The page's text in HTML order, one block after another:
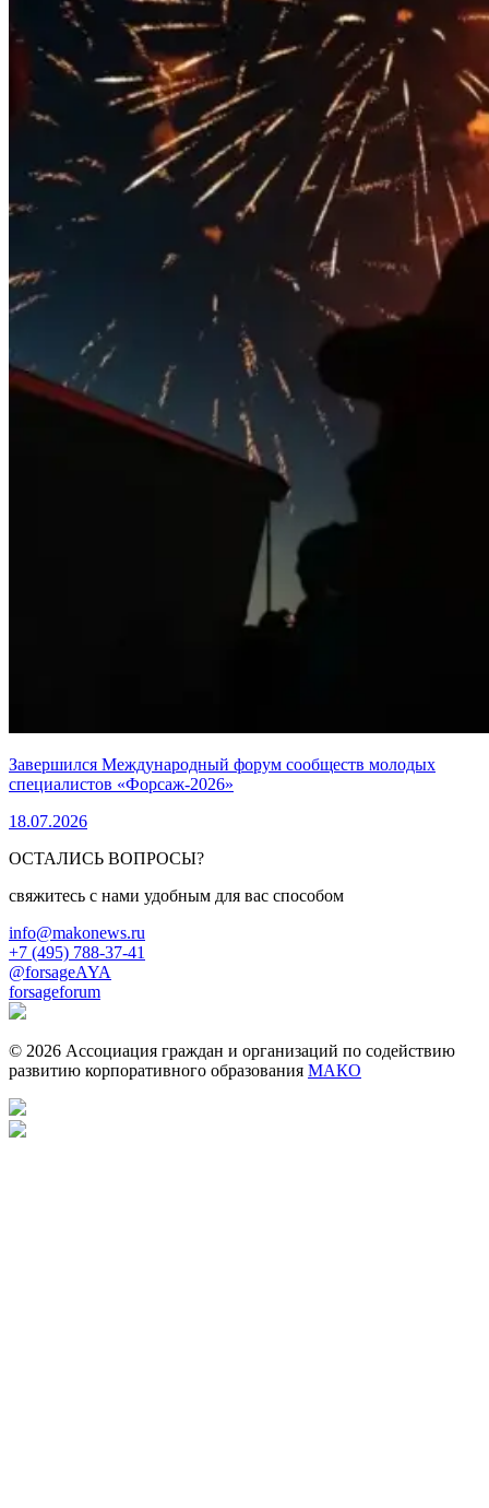
Завершился Международный форум сообществ молодых
специалистов «Форсаж-2026»
18.07.2026
ОСТАЛИСЬ ВОПРОСЫ?
свяжитесь с нами удобным для вас способом
info@makonews.ru
+7 (495) 788-37-41
@forsageAYA
forsageforum
© 2026 Ассоциация граждан и организаций по содействию
развитию корпоративного образования МАКО